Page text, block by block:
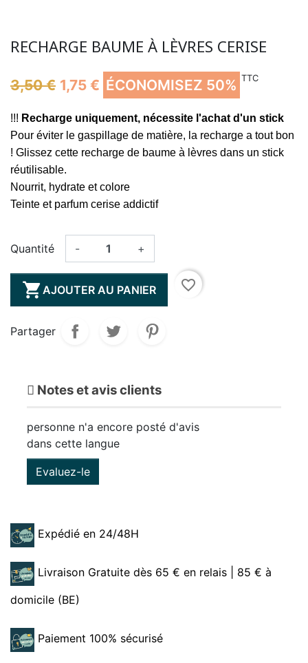
RECHARGE BAUME À LÈVRES CERISE
3,50 € 1,75 € ÉCONOMISEZ 50% TTC
!!! Recharge uniquement, nécessite l'achat d'un stick
Pour éviter le gaspillage de matière, la recharge a tout bon
! Glissez cette recharge de baume à lèvres dans un stick
réutilisable.
Nourrit, hydrate et colore
Teinte et parfum cerise addictif
Quantité - +
AJOUTER AU PANIER favorite_border
Partager
Notes et avis clients
personne n'a encore posté d'avis
dans cette langue
Evaluez-le
Expédié en 24/48H
Livraison Gratuite dès 65 € en relais | 85 € à
domicile (BE)
Paiement 100% sécurisé